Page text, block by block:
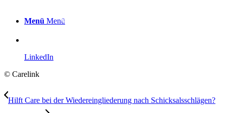
Menü Menü
LinkedIn
© Carelink
Hilft Care bei der Wiedereingliederung nach Schicksalsschlägen?